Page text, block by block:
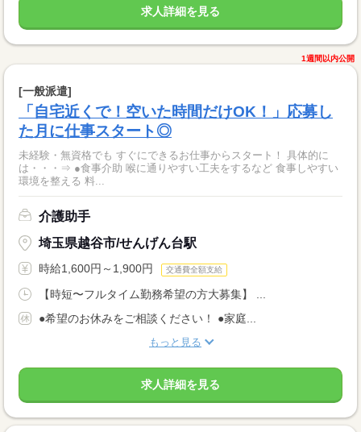
求人詳細を見る
1週間以内公開
[一般派遣]
「自宅近くで！空いた時間だけOK！」応募し
た月に仕事スタート◎
未経験・無資格でも すぐにできるお仕事からスタート！ 具体的に
は・・・⇒ ●食事介助 喉に通りやすい工夫をするなど 食事しやすい
環境を整える 料...
介護助手
埼玉県越谷市/せんげん台駅
時給1,600円～1,900円 交通費全額支給
【時短〜フルタイム勤務希望の方大募集】 ...
●希望のお休みをご相談ください！ ●家庭...
もっと見る
求人詳細を見る